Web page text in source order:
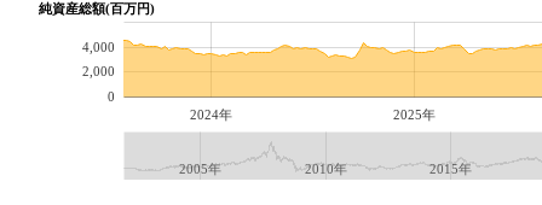
純資産総額(百万円)
2024年 2025年
0
2,000
4,000
2005年 2010年 2015年